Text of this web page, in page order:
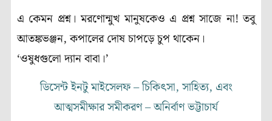
এ কেমন প্রশ্ন। মরণোন্মুখ মানুষকেও এ প্রশ্ন সাজে না! তবু
আতঙ্কভঞ্জন, কপালের দোষ চাপড়ে চুপ থাকেন।
‘ওষুধগুলো দ্যান বাবা।’
ডিসেন্ট ইনটু মাইসেলফ – চিকিৎসা, সাহিত্য, এবং
আত্মসমীক্ষার সমীকরণ – অনির্বাণ ভট্টাচার্য